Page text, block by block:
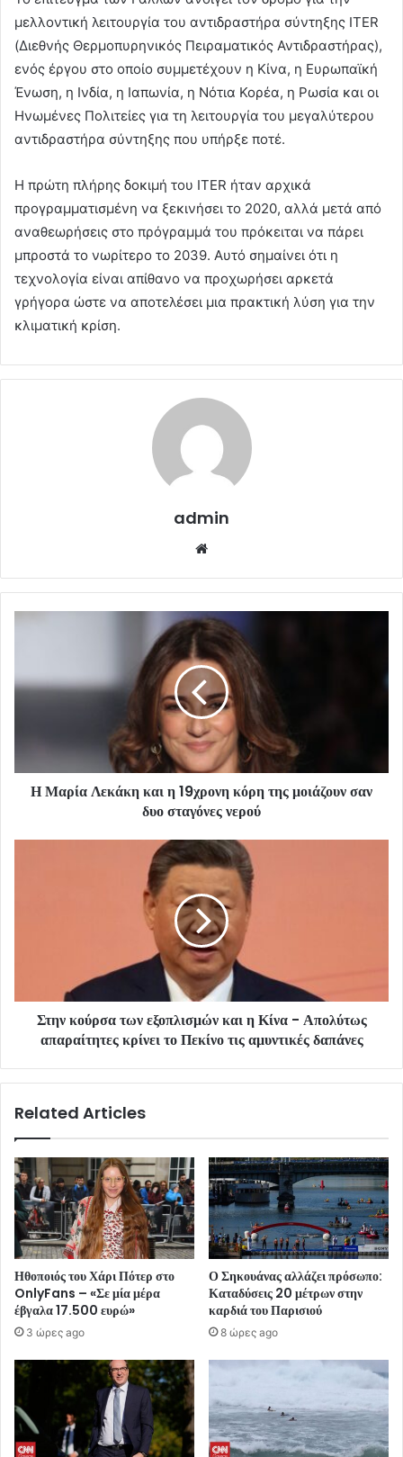
μελλοντική λειτουργία του αντιδραστήρα σύντηξης ITER
(Διεθνής Θερμοπυρηνικός Πειραματικός Αντιδραστήρας),
ενός έργου στο οποίο συμμετέχουν η Κίνα, η Ευρωπαϊκή
Ένωση, η Ινδία, η Ιαπωνία, η Νότια Κορέα, η Ρωσία και οι
Ηνωμένες Πολιτείες για τη λειτουργία του μεγαλύτερου
αντιδραστήρα σύντηξης που υπήρξε ποτέ.
Η πρώτη πλήρης δοκιμή του ITER ήταν αρχικά
προγραμματισμένη να ξεκινήσει το 2020, αλλά μετά από
αναθεωρήσεις στο πρόγραμμά του πρόκειται να πάρει
μπροστά το νωρίτερο το 2039. Αυτό σημαίνει ότι η
τεχνολογία είναι απίθανο να προχωρήσει αρκετά
γρήγορα ώστε να αποτελέσει μια πρακτική λύση για την
κλιματική κρίση.
admin
Η Μαρία Λεκάκη και η 19χρονη κόρη της μοιάζουν σαν
δυο σταγόνες νερού
Στην κούρσα των εξοπλισμών και η Κίνα - Απολύτως
απαραίτητες κρίνει το Πεκίνο τις αμυντικές δαπάνες
Related Articles
Ηθοποιός του Χάρι Πότερ στο
OnlyFans – «Σε μία μέρα
έβγαλα 17.500 ευρώ»
3 ώρες ago
Ο Σηκουάνας αλλάζει πρόσωπο:
Καταδύσεις 20 μέτρων στην
καρδιά του Παρισιού
8 ώρες ago